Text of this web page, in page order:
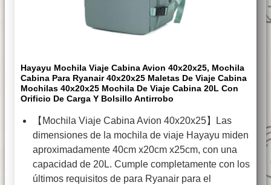
Hayayu Mochila Viaje Cabina Avion 40x20x25, Mochila
Cabina Para Ryanair 40x20x25 Maletas De Viaje Cabina
Mochilas 40x20x25 Mochila De Viaje Cabina 20L Con
Orificio De Carga Y Bolsillo Antirrobo
【Mochila Viaje Cabina Avion 40x20x25】Las
dimensiones de la mochila de viaje Hayayu miden
aproximadamente 40cm x20cm x25cm, con una
capacidad de 20L. Cumple completamente con los
últimos requisitos de para Ryanair para el